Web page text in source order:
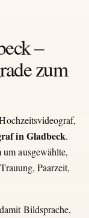
–
zum
in Gladbeck.
ausgewählte,
Paarzeit,
Bildsprache,